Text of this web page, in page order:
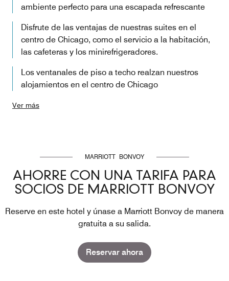
ambiente perfecto para una escapada refrescante
Disfrute de las ventajas de nuestras suites en el
centro de Chicago, como el servicio a la habitación,
las cafeteras y los minirefrigeradores.
Los ventanales de piso a techo realzan nuestros
alojamientos en el centro de Chicago
Ver más
MARRIOTT BONVOY
AHORRE CON UNA TARIFA PARA
SOCIOS DE MARRIOTT BONVOY
Reserve en este hotel y únase a Marriott Bonvoy de manera
gratuita a su salida.
Reservar ahora